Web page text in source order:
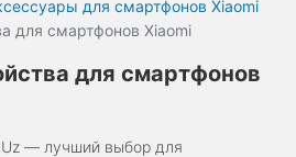
для смартфонов Xiaomi
для смартфонов Xiaomi
для смартфонов
— лучший выбор для